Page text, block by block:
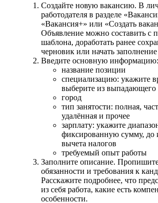
Создайте новую вакансию. В
работодателя в разделе
«Вакансия+» или «Создать
Объявление можно составить с
шаблона, доработать ранее
черновик или начать заполнение
Введите основную информацию:
название позиции
специализацию: укажите
выберите из выпадающего
город
тип занятости: полная,
удалённая и прочее
зарплату: укажите
фиксированную сумму, до
вычета налогов
требуемый опыт работы
Заполните описание. Пропишите
обязанности и требования к
Расскажите подробнее, что
из себя работа, какие есть
особенности.